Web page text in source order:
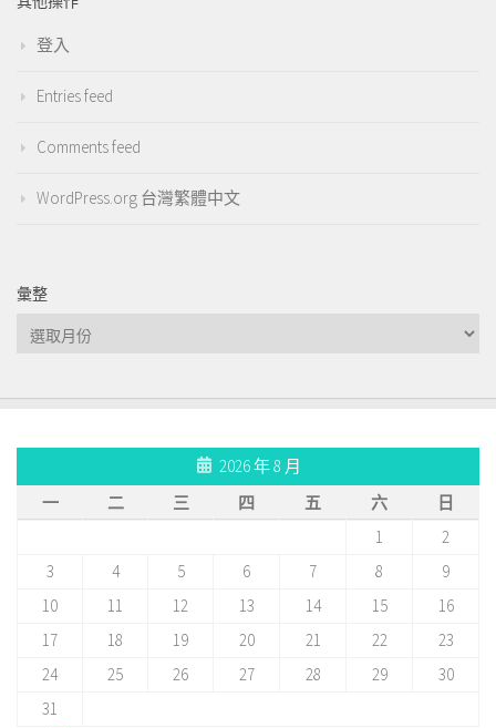
登入
Entries feed
Comments feed
WordPress.org 台灣繁體中文
彙整
彙
2026 年 8 月
一
二 三 四 五 六
日
1
2
3
4 5 6 7 8
9
10
11 12 13 14 15
16
17
18 19 20 21 22
23
24
25 26 27 28 29
30
31